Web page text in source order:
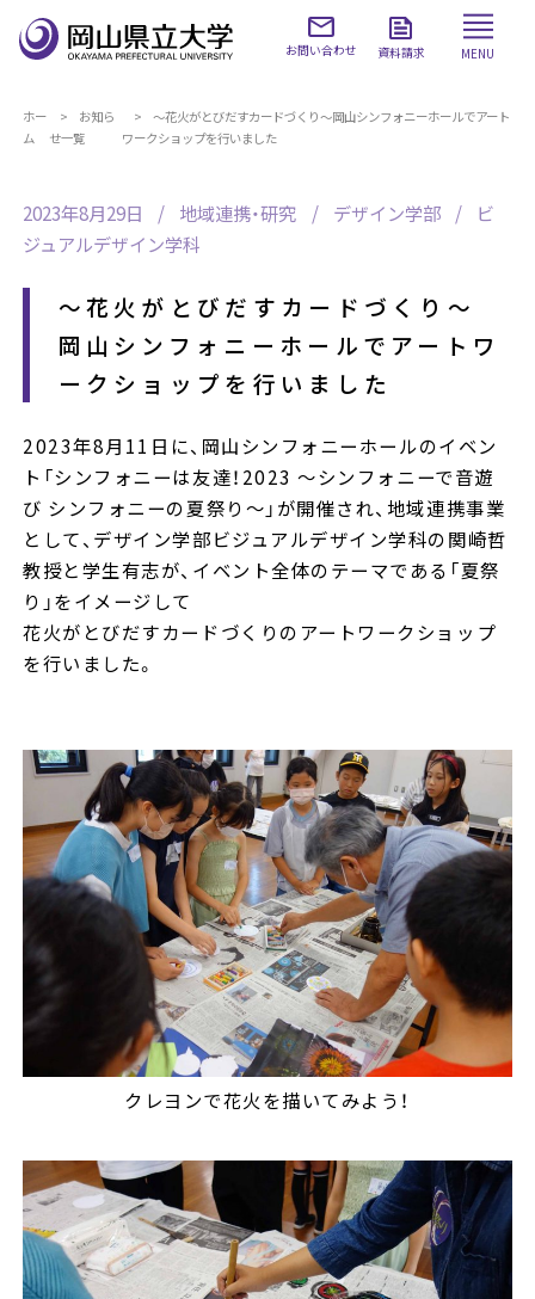
お問い合わせ 資料請求 MENU
ホー
ム
お知ら
せ一覧
～花火がとびだすカードづくり～岡山シンフォニーホールでアート
ワークショップを行いました
2023年8月29日 地域連携・研究 デザイン学部
ビ
ジュアルデザイン学科
～花火がとびだすカードづくり～
岡山シンフォニーホールでアートワ
ークショップを行いました
2023年8月11日に、岡山シンフォニーホールのイベン
ト「シンフォニーは友達！2023 ～シンフォニーで音遊
び シンフォニーの夏祭り～」が開催され、地域連携事業
として、デザイン学部ビジュアルデザイン学科の関崎哲
教授と学生有志が、イベント全体のテーマである「夏祭
り」をイメージして
花火がとびだすカードづくりのアートワークショップ
を行いました。
クレヨンで花火を描いてみよう！